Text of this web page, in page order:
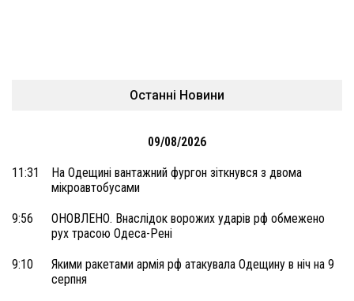
Останні Новини
09/08/2026
11:31
На Одещині вантажний фургон зіткнувся з двома
мікроавтобусами
9:56
ОНОВЛЕНО. Внаслідок ворожих ударів рф обмежено
рух трасою Одеса-Рені
9:10
Якими ракетами армія рф атакувала Одещину в ніч на 9
серпня